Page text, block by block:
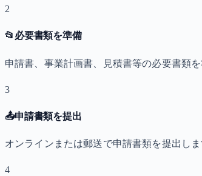
2
📂 必要書類を準備
申請書、事業計画書、見積書等の必要書類
3
📤申請書類を提出
オンラインまたは郵送で申請書類を提出しま
4